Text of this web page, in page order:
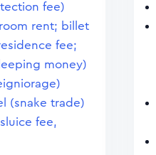
fee)
rent; billet
fee;
money)
(snake trade)
fee,